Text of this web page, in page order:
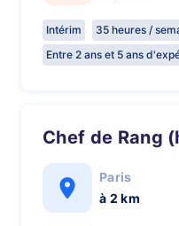
Intérim
35 heures /
Entre 2 ans et 5 ans
Chef de Rang
Paris
à 2 km